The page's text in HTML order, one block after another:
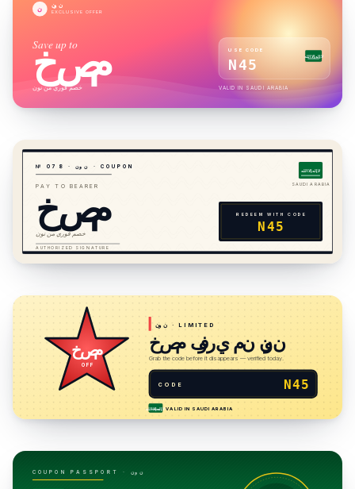
ن نون
EXCLUSIVE OFFER
Save up to
خصم
خصم فوري من نون
USE CODE
N45
لا إله إلا الله
VALID IN SAUDI ARABIA
№ 0 7 8 · نون · COUPON
PAY TO BEARER
خصم
خصم فوري من نون
AUTHORIZED SIGNATURE
لا إله إلا الله
SAUDI ARABIA
REDEEM WITH CODE
N45
خصم
OFF
نون · LIMITED
خصم فوري من نون
Grab the code before it disappears — verified today.
CODE N45
لا إله إلا الله VALID IN SAUDI ARABIA
COUPON PASSPORT · نون